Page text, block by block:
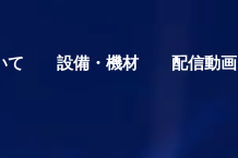
て 設備・機材 配信動画